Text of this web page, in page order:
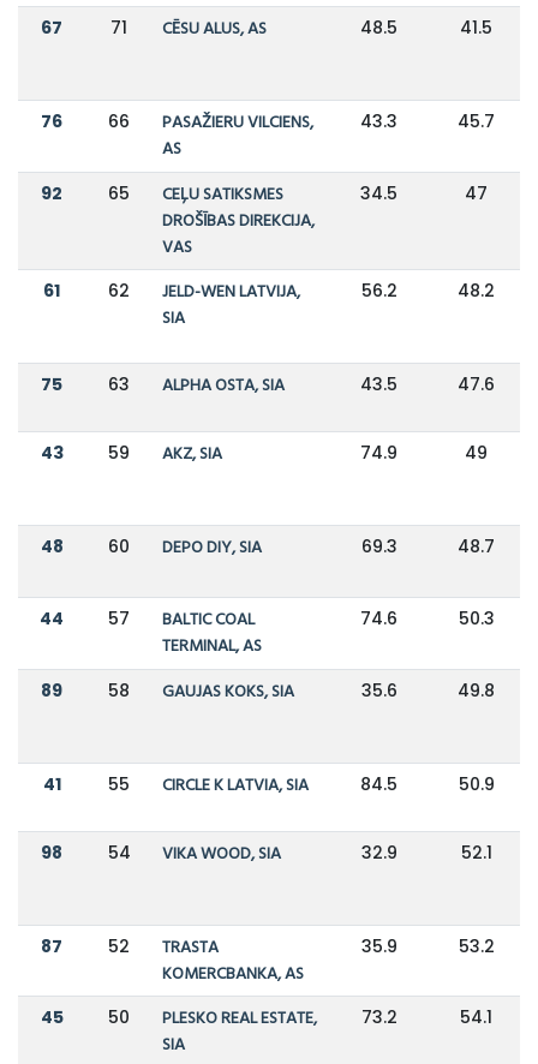
67 71 CĒSU ALUS, AS 48.5 41.5
76 66
PASAŽIERU VILCIENS,
AS
43.3 45.7
92 65
CEĻU SATIKSMES
DROŠĪBAS DIREKCIJA,
VAS
34.5 47
61 62
JELD-WEN LATVIJA,
SIA
56.2 48.2
75 63 ALPHA OSTA, SIA 43.5 47.6
43 59 AKZ, SIA 74.9 49
48 60 DEPO DIY, SIA 69.3 48.7
44 57
BALTIC COAL
TERMINAL, AS
74.6 50.3
89 58 GAUJAS KOKS, SIA 35.6 49.8
41 55 CIRCLE K LATVIA, SIA 84.5 50.9
98 54 VIKA WOOD, SIA 32.9 52.1
87 52
TRASTA
KOMERCBANKA, AS
35.9 53.2
45 50
PLESKO REAL ESTATE,
SIA
73.2 54.1